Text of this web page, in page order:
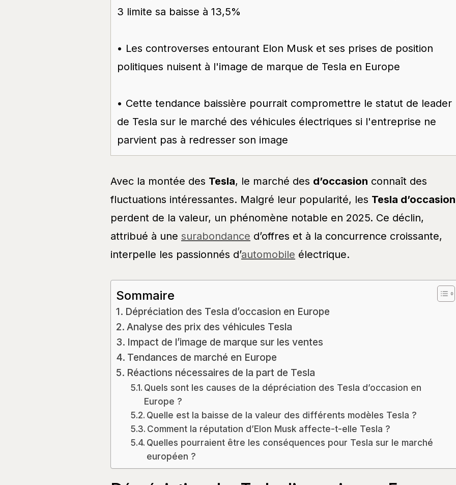
3 limite sa baisse à 13,5%
• Les controverses entourant Elon Musk et ses prises de position
politiques nuisent à l'image de marque de Tesla en Europe
• Cette tendance baissière pourrait compromettre le statut de leader
de Tesla sur le marché des véhicules électriques si l'entreprise ne
parvient pas à redresser son image
Avec la montée des Tesla, le marché des d’occasion connaît des
fluctuations intéressantes. Malgré leur popularité, les Tesla d’occasion
perdent de la valeur, un phénomène notable en 2025. Ce déclin,
attribué à une surabondance d’offres et à la concurrence croissante,
interpelle les passionnés d’automobile électrique.
Sommaire
Dépréciation des Tesla d’occasion en Europe
Analyse des prix des véhicules Tesla
Impact de l’image de marque sur les ventes
Tendances de marché en Europe
Réactions nécessaires de la part de Tesla
Quels sont les causes de la dépréciation des Tesla d’occasion en
Europe ?
Quelle est la baisse de la valeur des différents modèles Tesla ?
Comment la réputation d’Elon Musk affecte-t-elle Tesla ?
Quelles pourraient être les conséquences pour Tesla sur le marché
européen ?